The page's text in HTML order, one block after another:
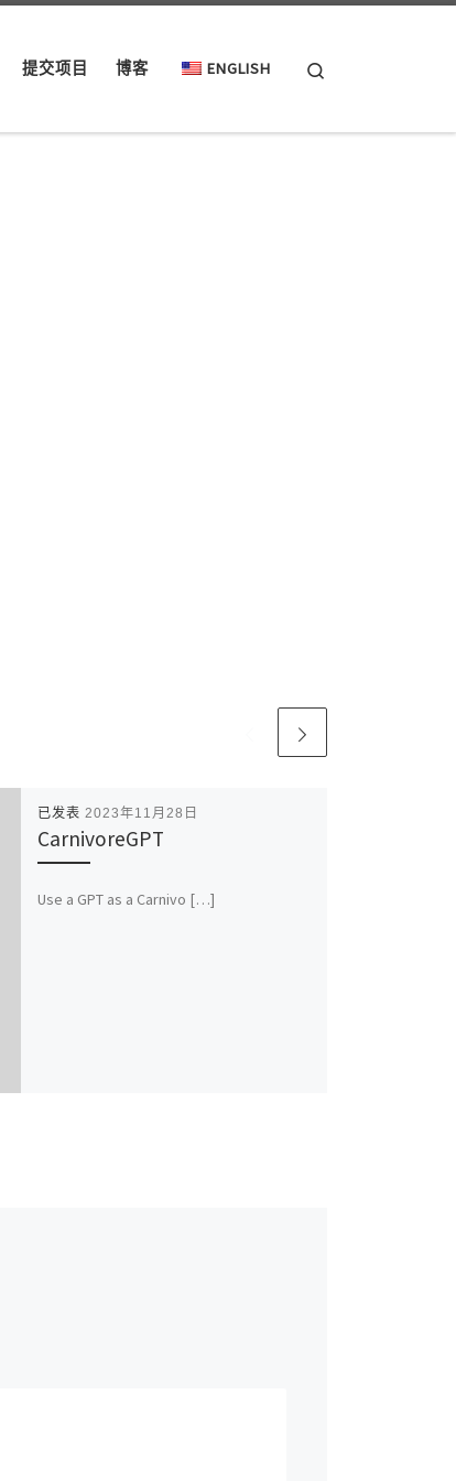
提交项目 博客 ENGLISH
已发表 2023年11月28日
CarnivoreGPT
Use a GPT as a Carnivo […]